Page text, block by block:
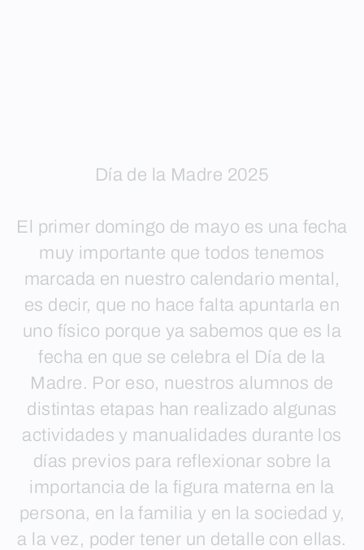
Día de la Madre 2025
El primer domingo de mayo es una fecha
muy importante que todos tenemos
marcada en nuestro calendario mental,
es decir, que no hace falta apuntarla en
uno físico porque ya sabemos que es la
fecha en que se celebra el Día de la
Madre. Por eso, nuestros alumnos de
distintas etapas han realizado algunas
actividades y manualidades durante los
días previos para reflexionar sobre la
importancia de la figura materna en la
persona, en la familia y en la sociedad y,
a la vez, poder tener un detalle con ellas.